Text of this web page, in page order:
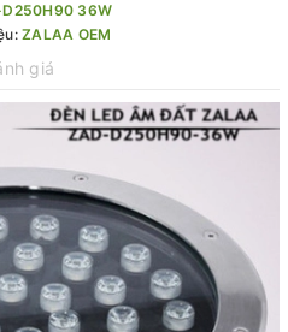
36W
ZALAA OEM
giá